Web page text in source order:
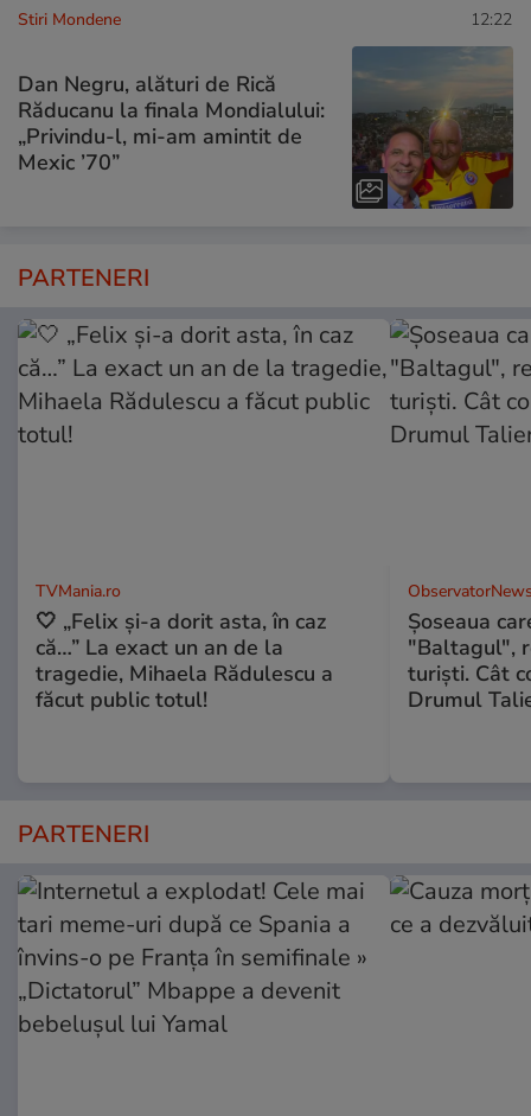
Stiri Mondene 12:22
Dan Negru, alături de Rică
Răducanu la finala Mondialului:
„Privindu-l, mi-am amintit de
Mexic ’70”
PARTENERI
TVMania.ro
🤍 „Felix și-a dorit asta, în caz
că…” La exact un an de la
tragedie, Mihaela Rădulescu a
făcut public totul!
Șoseaua
"Baltagul",
turiști. Cât
Drumul
PARTENERI